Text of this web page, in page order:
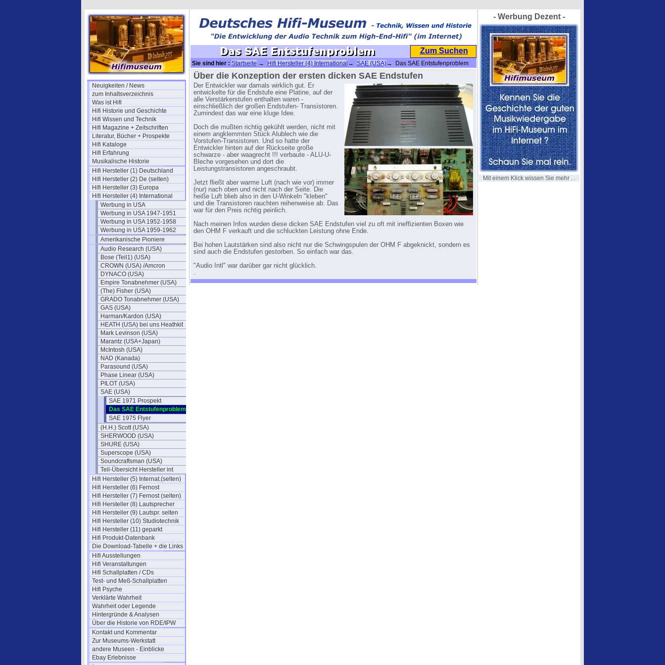
Neuigkeiten / News
zum Inhaltsverzeichnis
Was ist Hifi
Hifi Historie und Geschichte
Hifi Wissen und Technik
Hifi Magazine + Zeitschriften
Literatur, Bücher + Prospekte
Hifi Kataloge
Hifi Erfahrung
Musikalische Historie
Hifi Hersteller (1) Deutschland
Hifi Hersteller (2) De (selten)
Hifi Hersteller (3) Europa
Hifi Hersteller (4) International
Werbung in USA
Werbung in USA 1947-1951
Werbung in USA 1952-1958
Werbung in USA 1959-1962
Amerikanische Pioniere
Audio Research (USA)
Bose (Teil1) (USA)
CROWN (USA) /Amcron
DYNACO (USA)
Empire Tonabnehmer (USA)
(The) Fisher (USA)
GRADO Tonabnehmer (USA)
GAS (USA)
Harman/Kardon (USA)
HEATH (USA) bei uns Heathkit
Mark Levinson (USA)
Marantz (USA+Japan)
McIntosh (USA)
NAD (Kanada)
Parasound (USA)
Phase Linear (USA)
PILOT (USA)
SAE (USA)
SAE 1971 Prospekt
Das SAE Entstufenproblem
SAE 1975 Flyer
(H.H.) Scott (USA)
SHERWOOD (USA)
SHURE (USA)
Superscope (USA)
Soundcraftsman (USA)
Teil-Übersicht Hersteller int
Hifi Hersteller (5) Internat.(selten)
Hifi Hersteller (6) Fernost
Hifi Hersteller (7) Fernost (selten)
Hifi Hersteller (8) Lautsprecher
Hifi Hersteller (9) Lautspr. selten
Hifi Hersteller (10) Studiotechnik
Hifi Hersteller (11) geparkt
Hifi Produkt-Datenbank
Die Download-Tabelle + die Links
Hifi Ausstellungen
Hifi Veranstaltungen
Hifi Schallplatten / CDs
Test- und Meß-Schallplatten
Hifi Psyche
Verklärte Wahrheit
Wahrheit oder Legende
Hintergründe & Analysen
Über die Historie von RDE/IPW
Kontakt und Kommentar
Zur Museums-Werkstatt
andere Museen - Einblicke
Ebay Erlebnisse
Zum Suchen
Sie sind hier : Startseite → Hifi Hersteller (4) International → SAE (USA)→ Das SAE Entstufenproblem
Über die Konzeption der ersten dicken SAE Endstufen
Der Entwickler war damals wirklich gut. Er
entwickelte für die Endstufe eine Platine, auf der
alle Verstärkerstufen enthalten waren -
einschließlich der großen Endstufen- Transistoren.
Zumindest das war eine kluge Idee.
Doch die mußten richtig gekühlt werden, nicht mit
einem angklemmten Stück Alublech wie die
Vorstufen-Transistoren. Und so hatte der
Entwickler hinten auf der Rückseite große
schwarze - aber waagrecht !!! verbaute - ALU-U-
Bleche vorgesehen und dort die
Leistungstransistoren angeschraubt.
Jetzt fließt aber warme Luft (nach wie vor) immer
(nur) nach oben und nicht nach der Seite. Die
heiße Luft blieb also in den U-Winkeln "kleben"
und die Transistoren rauchten reihenweise ab. Das
war für den Preis richtig peinlich.
Nach meinen Infos wurden diese dicken SAE Endstufen viel zu oft mit ineffizienten Boxen wie
den OHM F verkauft und die schluckten Leistung ohne Ende.
Bei hohen Lautstärken sind also nicht nur die Schwingspulen der OHM F abgeknickt, sondern es
sind auch die Endstufen gestorben. So einfach war das.
"Audio Intl" war darüber gar nicht glücklich.
.
- Werbung Dezent -
Mit einem Klick wissen Sie mehr . .